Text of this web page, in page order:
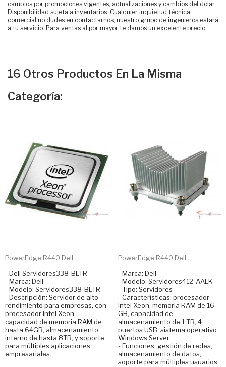
cambios por promociones vigentes, actualizaciones y cambios del dolar.
Disponibilidad sujeta a inventarios. Cualquier inquietud técnica,
comercial no dudes en contactarnos, nuestro grupo de ingenieros estará
a tu servicio. Para ventas al por mayor te damos un excelente precio.
16 Otros Productos En La Misma
Categoría:
PowerEdge R440 Dell...
- Dell Servidores338-BLTR
- Marca: Dell
- Modelo: Servidores338-BLTR
- Descripción: Servidor de alto
rendimiento para empresas, con
procesador Intel Xeon,
capacidad de memoria RAM de
hasta 64GB, almacenamiento
interno de hasta 8TB, y soporte
para múltiples aplicaciones
empresariales.
PowerEdge R440 Dell...
- Marca: Dell
- Modelo: Servidores412-AALK
- Tipo: Servidores
- Características: procesador
Intel Xeon, memoria RAM de 16
GB, capacidad de
almacenamiento de 1 TB, 4
puertos USB, sistema operativo
Windows Server
- Funciones: gestión de redes,
almacenamiento de datos,
soporte para múltiples usuarios